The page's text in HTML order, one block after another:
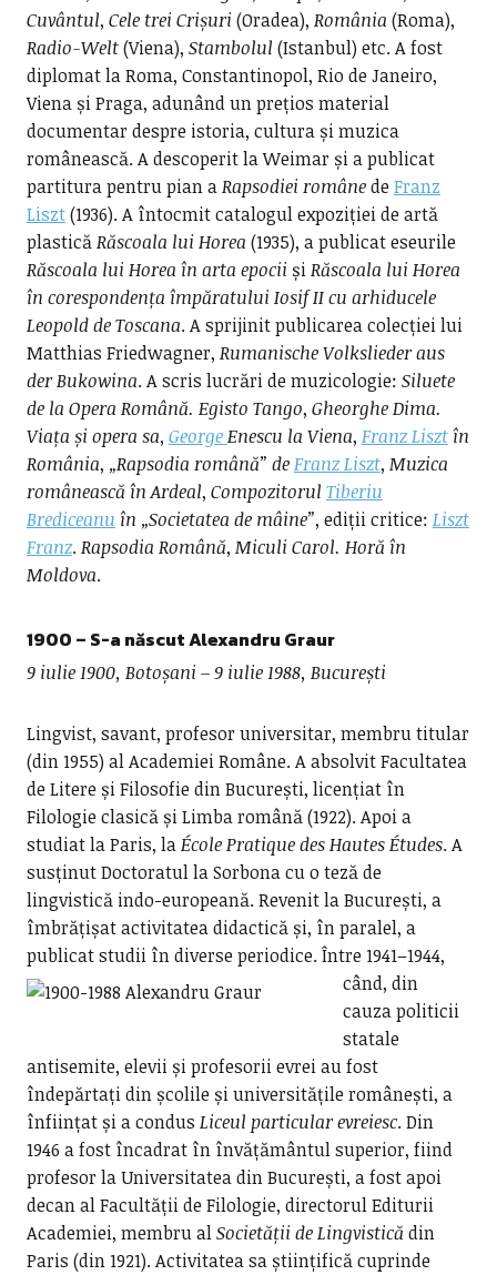
Cuvântul, Cele trei Crișuri (Oradea), România (Roma),
Radio-Welt(Viena), Stambolul (Istanbul) etc. A fost
diplomat la Roma, Constantinopol, Rio de Janeiro,
Viena și Praga, adunând un prețios material
documentar despre istoria, cultura și muzica
românească. A descoperit la Weimar și a publicat
partitura pentru pian aRapsodiei românedeFranz
Liszt(1936). A întocmit catalogul expoziției de artă
plasticăRăscoala lui Horea (1935), a publicat eseurile
Răscoala lui Horea în arta epocii șiRăscoala lui Horea
în corespondența împăratului Iosif II cu arhiducele
Leopold de Toscana. A sprijinit publicarea colecției lui
Matthias Friedwagner, Rumanische Volkslieder aus
der Bukowina. A scris lucrări de muzicologie: Siluete
de la Opera Română. Egisto Tango, Gheorghe Dima.
Viața și opera sa, GeorgeEnescu la Viena, Franz Lisztîn
România, „Rapsodia română” deFranz Liszt, Muzica
românească în Ardeal, Compozitorul Tiberiu
Brediceanu în „Societatea de mâine”, ediții critice: Liszt
Franz.Rapsodia Română, Miculi Carol. Horă în
Moldova.
1900 – S-a născutAlexandru Graur
9 iulie 1900, Botoșani – 9 iulie 1988, București
Lingvist, savant, profesor universitar, membru titular
(din 1955) al Academiei Române. A absolvit Facultatea
de Litere și Filosofie din București, licențiat în
Filologie clasică și Limba română (1922). Apoi a
studiat la Paris, laÉcole Pratique des Hautes Études. A
susținut Doctoratul la Sorbona cu o teză de
lingvistică indo-europeană. Revenit la București, a
îmbrățișat activitatea didactică și, în paralel, a
publicat studii în diverse periodice.Între 1941–1944,
când, din
cauza politicii
statale
antisemite, elevii și profesorii evrei au fost
îndepărtați din școlile și universitățile românești, a
înființat și a condus Liceul particular evreiesc. Din
1946 a fost încadrat în învățământul superior, fiind
profesor la Universitatea din București, a fost apoi
decan al Facultății de Filologie, directorul Editurii
Academiei, membru alSocietății de Lingvistică din
Paris (din 1921). Activitatea sa științifică cuprinde